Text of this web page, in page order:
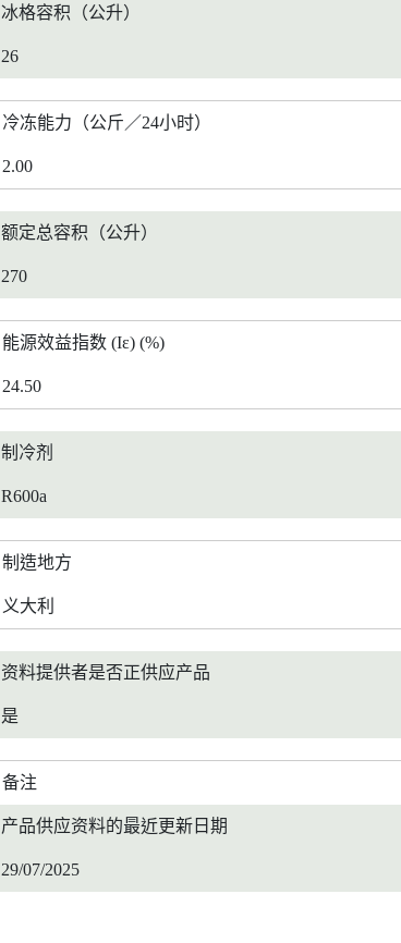
冰格容积（公升）
26
冷冻能力（公斤／24小时）
2.00
额定总容积（公升）
270
能源效益指数 (Iε) (%)
24.50
制冷剂
R600a
制造地方
义大利
资料提供者是否正供应产品
是
备注
产品供应资料的最近更新日期
29/07/2025